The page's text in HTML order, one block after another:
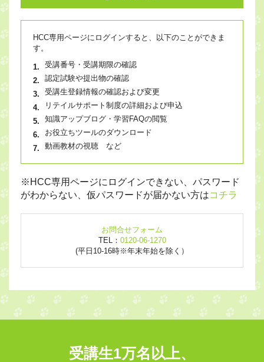
HCC専用ページにログインすると、以下のことができま
す。
受講番号・受講期限の確認
認定試験や提出物の確認
受講生登録情報の確認および変更
リテイルサポート制度の詳細および申込
知識アップブログ・学習FAQの閲覧
お役立ちツールのダウンロード
動画教材の視聴 など
※HCC専用ページにログインできない、パスワード
がわからない、仮パスワードが届かない方はコチラ
お問合せフォーム
TEL： 0120-06-1270
(平日10-16時※年末年始を除く）
受講生1万名以上、